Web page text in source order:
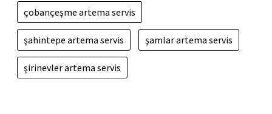
çobançeşme artema servis
şahintepe artema servis şamlar artema servis
şirinevler artema servis